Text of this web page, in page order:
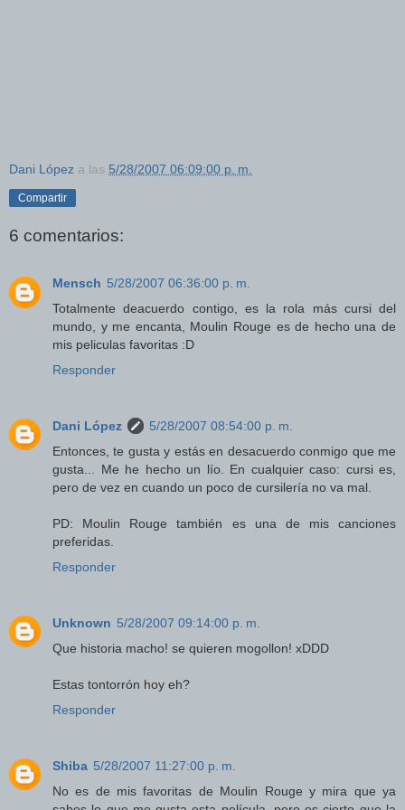
Dani López a las 5/28/2007 06:09:00 p. m.
Compartir
6 comentarios:
Mensch 5/28/2007 06:36:00 p. m.
Totalmente deacuerdo contigo, es la rola más cursi del
mundo, y me encanta, Moulin Rouge es de hecho una de
mis peliculas favoritas :D
Responder
Dani López
5/28/2007 08:54:00 p. m.
Entonces, te gusta y estás en desacuerdo conmigo que me
gusta... Me he hecho un lío. En cualquier caso: cursi es,
pero de vez en cuando un poco de cursilería no va mal.
PD: Moulin Rouge también es una de mis canciones
preferidas.
Responder
Unknown 5/28/2007 09:14:00 p. m.
Que historia macho! se quieren mogollon! xDDD
Estas tontorrón hoy eh?
Responder
Shiba 5/28/2007 11:27:00 p. m.
No es de mis favoritas de Moulin Rouge y mira que ya